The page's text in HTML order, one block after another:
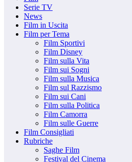
Serie TV
News
Film in Uscita
Film per Tema
Film Sportivi
Film Disney
Film sulla Vita
Film sui Sogni
Film sulla Musica
Film sul Razzismo
Film sui Cani
Film sulla Politica
Film Camorra
Film sulle Guerre
Film Consigliati
Rubriche
Saghe Film
Festival del Cinema